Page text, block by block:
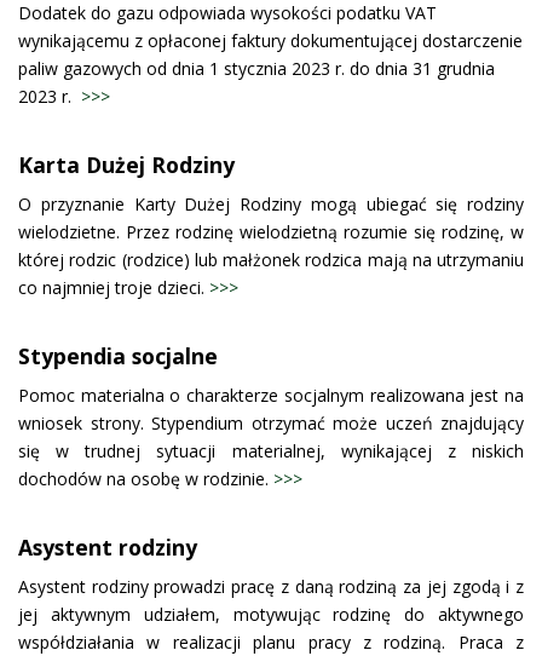
Dodatek do gazu odpowiada wysokości podatku VAT
wynikającemu z opłaconej faktury dokumentującej dostarczenie
paliw gazowych od dnia 1 stycznia 2023 r. do dnia 31 grudnia
2023 r. >>>
Karta Dużej Rodziny
O przyznanie Karty Dużej Rodziny mogą ubiegać się rodziny
wielodzietne. Przez rodzinę wielodzietną rozumie się rodzinę, w
której rodzic (rodzice) lub małżonek rodzica mają na utrzymaniu
co najmniej troje dzieci. >>>
Stypendia socjalne
Pomoc materialna o charakterze socjalnym realizowana jest na
wniosek strony. Stypendium otrzymać może uczeń znajdujący
się w trudnej sytuacji materialnej, wynikającej z niskich
dochodów na osobę w rodzinie. >>>
Asystent rodziny
Asystent rodziny prowadzi pracę z daną rodziną za jej zgodą i z
jej aktywnym udziałem, motywując rodzinę do aktywnego
współdziałania w realizacji planu pracy z rodziną. Praca z